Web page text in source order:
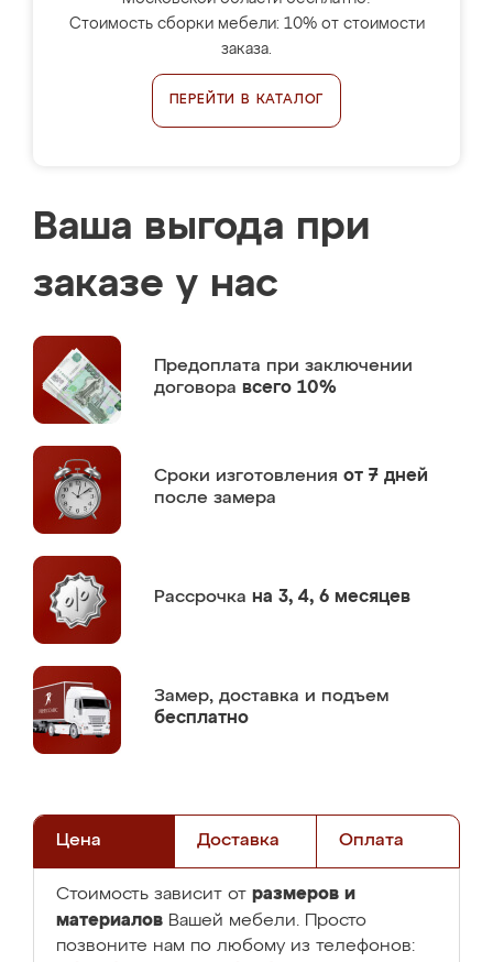
Стоимость сборки мебели: 10% от стоимости
заказа.
ПЕРЕЙТИ В КАТАЛОГ
Ваша выгода при
заказе у нас
Предоплата при заключении
договора всего 10%
Сроки изготовления от 7 дней
после замера
Рассрочка на 3, 4, 6 месяцев
Замер, доставка и подъем
бесплатно
Цена Доставка Оплата
Стоимость зависит от размеров и
материалов Вашей мебели. Просто
позвоните нам по любому из телефонов: